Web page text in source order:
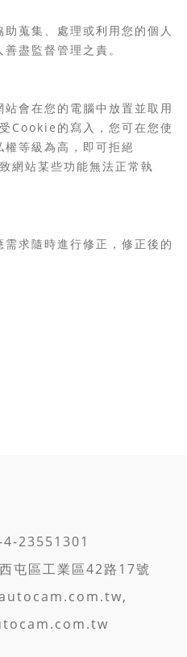
助蒐集、處理或利用您的個人
盡監督管理之責。
會在您的電腦中放置並取用
Cookie的寫入，您可在您使
等級為高，即可拒絕
網站某些功能無法正常執
求隨時進行修正，修正後的
23551301
屯區工業區42路17號